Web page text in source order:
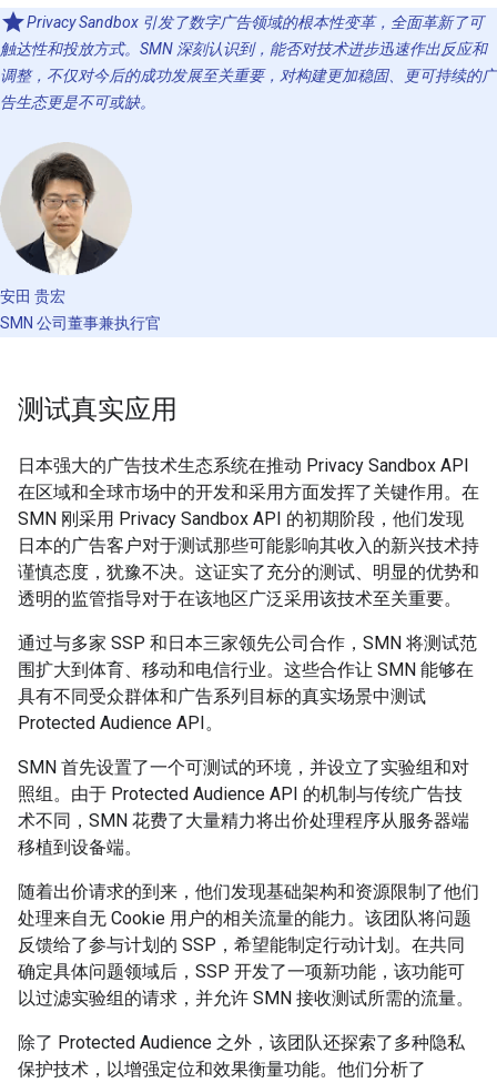
Privacy Sandbox 引发了数字广告领域的根本性变革，全面革新了可
触达性和投放方式。SMN 深刻认识到，能否对技术进步迅速作出反应和
调整，不仅对今后的成功发展至关重要，对构建更加稳固、更可持续的广
告生态更是不可或缺。
安田 贵宏
SMN 公司董事兼执行官
测试真实应用
日本强大的广告技术生态系统在推动 Privacy Sandbox API
在区域和全球市场中的开发和采用方面发挥了关键作用。在
SMN 刚采用 Privacy Sandbox API 的初期阶段，他们发现
日本的广告客户对于测试那些可能影响其收入的新兴技术持
谨慎态度，犹豫不决。这证实了充分的测试、明显的优势和
透明的监管指导对于在该地区广泛采用该技术至关重要。
通过与多家 SSP 和日本三家领先公司合作，SMN 将测试范
围扩大到体育、移动和电信行业。这些合作让 SMN 能够在
具有不同受众群体和广告系列目标的真实场景中测试
Protected Audience API。
SMN 首先设置了一个可测试的环境，并设立了实验组和对
照组。由于 Protected Audience API 的机制与传统广告技
术不同，SMN 花费了大量精力将出价处理程序从服务器端
移植到设备端。
随着出价请求的到来，他们发现基础架构和资源限制了他们
处理来自无 Cookie 用户的相关流量的能力。该团队将问题
反馈给了参与计划的 SSP，希望能制定行动计划。在共同
确定具体问题领域后，SSP 开发了一项新功能，该功能可
以过滤实验组的请求，并允许 SMN 接收测试所需的流量。
除了 Protected Audience 之外，该团队还探索了多种隐私
保护技术，以增强定位和效果衡量功能。他们分析了